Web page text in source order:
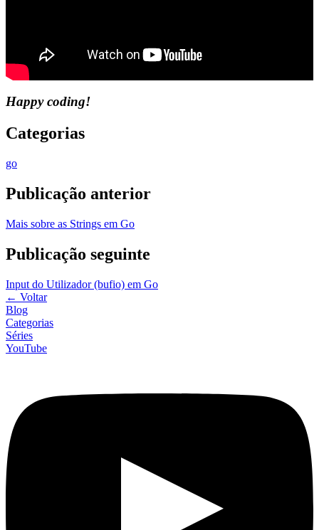
Happy coding!
Categorias
go
Publicação anterior
Mais sobre as Strings em Go
Publicação seguinte
Input do Utilizador (bufio) em Go
← Voltar
Blog
Categorias
Séries
YouTube